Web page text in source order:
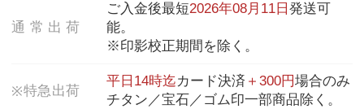
通 常 出 荷
ご入金後最短2026年08月11日発送可
能。
※印影校正期間を除く。
※特急出荷
平日14時迄カード決済 ＋300円場合のみ
チタン／宝石／ゴム印一部商品除く。